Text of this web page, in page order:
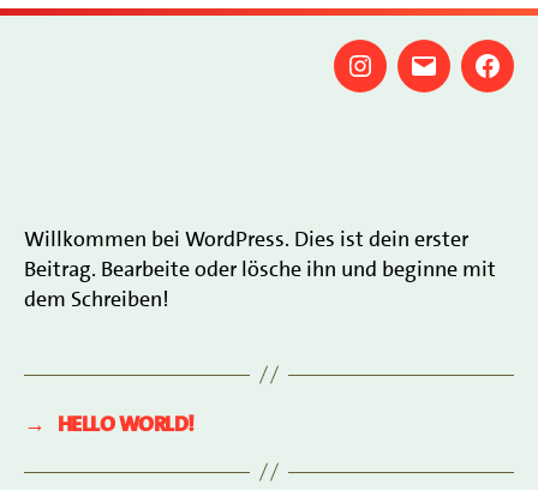
INSTAGRAM
E-
Willkommen bei WordPress. Dies ist dein erster
Beitrag. Bearbeite oder lösche ihn und beginne mit
dem Schreiben!
→ Hello world!